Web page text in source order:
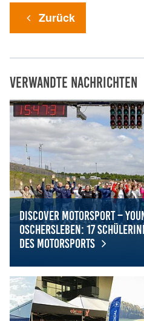
Zurück
Verwandte Nachrichten
Discover Motorsport –
Oschersleben: 17
des Motorsports
Discover Motorsport –